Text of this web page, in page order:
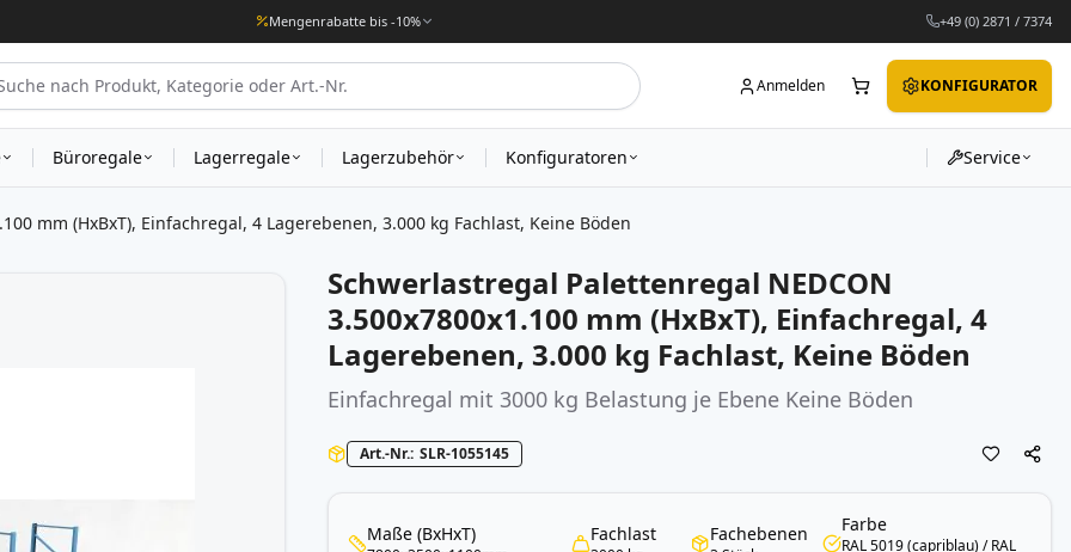
Mengenrabatte bis -10% +49 (0) 2871 / 7374
Anmelden KONFIGURATOR
Büroregale Lagerregale Lagerzubehör Konfiguratoren Service
mm (HxBxT), Einfachregal, 4 Lagerebenen, 3.000 kg Fachlast, Keine Böden
Schwerlastregal Palettenregal NEDCON
3.500x7800x1.100 mm (HxBxT), Einfachregal, 4
Lagerebenen, 3.000 kg Fachlast, Keine Böden
Einfachregal mit 3000 kg Belastung je Ebene Keine Böden
Art.-Nr. SLR-1055145
Maße (BxHxT) Fachlast Fachebenen Farbe
RAL 5019 (capriblau) / RAL